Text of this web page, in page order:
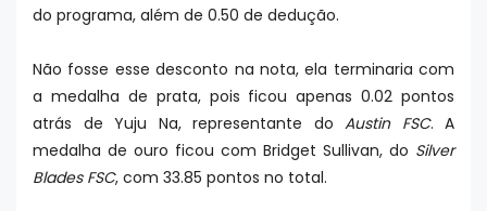
do programa, além de 0.50 de dedução.
Não fosse esse desconto na nota, ela terminaria com
a medalha de prata, pois ficou apenas 0.02 pontos
atrás de Yuju Na, representante do Austin FSC. A
medalha de ouro ficou com Bridget Sullivan, do Silver
Blades FSC, com 33.85 pontos no total.